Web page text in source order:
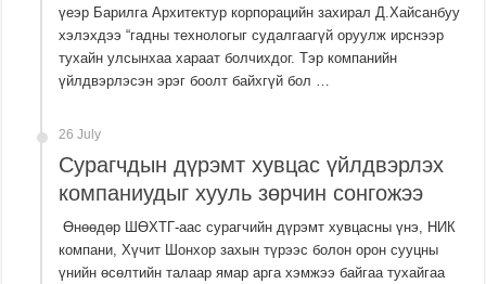
үеэр Барилга Архитектур корпорацийн захирал Д.Хайсанбуу
хэлэхдээ “гадны технологыг судалгаагүй оруулж ирснээр
тухайн улсынхаа хараат болчихдог. Тэр компанийн
үйлдвэрлэсэн эрэг боолт байхгүй бол …
26 July
Сурагчдын дүрэмт хувцас үйлдвэрлэх
компаниудыг хууль зөрчин сонгожээ
Өнөөдөр ШӨХТГ-аас сурагчийн дүрэмт хувцасны үнэ, НИК
компани, Хүчит Шонхор захын түрээс болон орон сууцны
үнийн өсөлтийн талаар ямар арга хэмжээ байгаа тухайгаа